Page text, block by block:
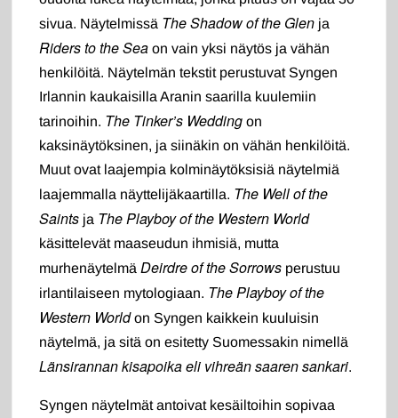
sivua. Näytelmissä The Shadow of the Glen ja
Riders to the Sea on vain yksi näytös ja vähän
henkilöitä. Näytelmän tekstit perustuvat Syngen
Irlannin kaukaisilla Aranin saarilla kuulemiin
tarinoihin. The Tinker’s Wedding on
kaksinäytöksinen, ja siinäkin on vähän henkilöitä.
Muut ovat laajempia kolminäytöksisiä näytelmiä
laajemmalla näyttelijäkaartilla. The Well of the
Saints ja The Playboy of the Western World
käsittelevät maaseudun ihmisiä, mutta
murhenäytelmä Deirdre of the Sorrows perustuu
irlantilaiseen mytologiaan. The Playboy of the
Western Worldon Syngen kaikkein kuuluisin
näytelmä, ja sitä on esitetty Suomessakin nimellä
Länsirannan kisapoika eli vihreän saaren sankari.
Syngen näytelmät antoivat kesäiltoihin sopivaa